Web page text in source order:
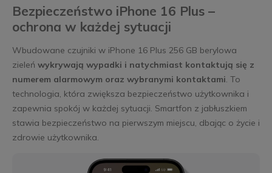
Bezpieczeństwo iPhone 16 Plus –
ochrona w każdej sytuacji
Wbudowane czujniki w iPhone 16 Plus 256 GB berylowa
zieleń wykrywają wypadki i natychmiast kontaktują się z
numerem alarmowym oraz wybranymi kontaktami. To
technologia, która zwiększa bezpieczeństwo użytkownika i
zapewnia spokój w każdej sytuacji. Smartfon z jabłuszkiem
stawia bezpieczeństwo na pierwszym miejscu, dbając o życie i
zdrowie użytkownika.